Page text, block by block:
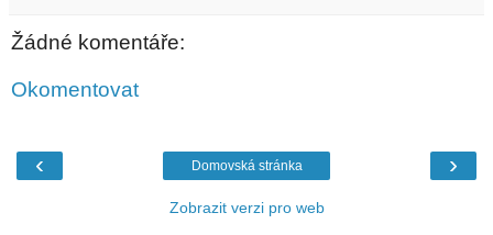
Žádné komentáře:
Okomentovat
‹ ›
Domovská stránka
Zobrazit verzi pro web